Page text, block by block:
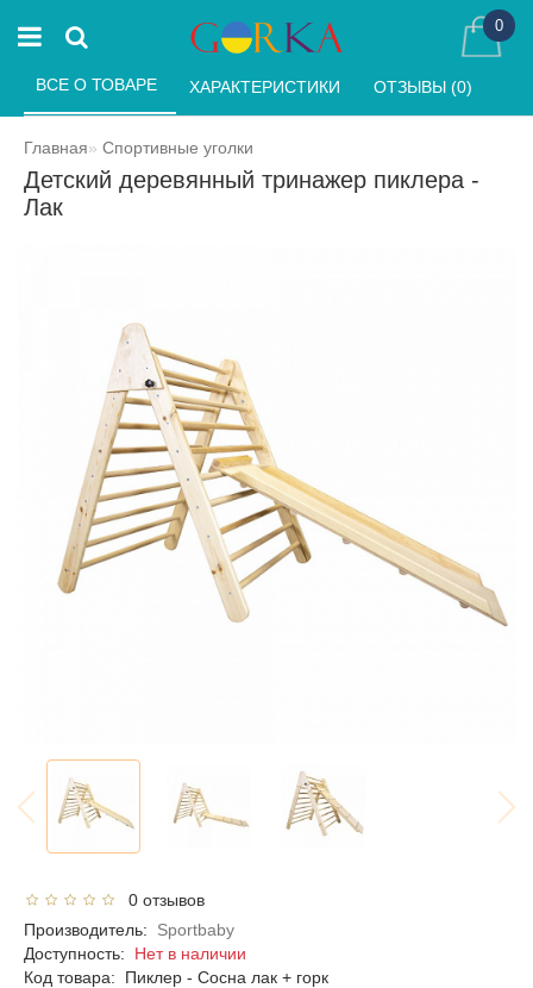
0
Главная Спортивные уголки
Детский деревянный тринажер пиклера -
Лак
ВСЕ О ТОВАРЕ ХАРАКТЕРИСТИКИ ОТЗЫВЫ (0)
0 отзывов
Производитель:
Sportbaby
Доступность: Нет в наличии
Код товара:
Пиклер - Сосна лак + горк